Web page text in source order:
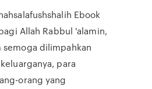
Ebook
Allah Rabbul 'alamin,
semoga dilimpahkan
para
orang yang